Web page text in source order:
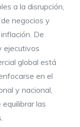
a la disrupción,
negocios y
De
ejecutivos
global está
en el
y nacional,
las